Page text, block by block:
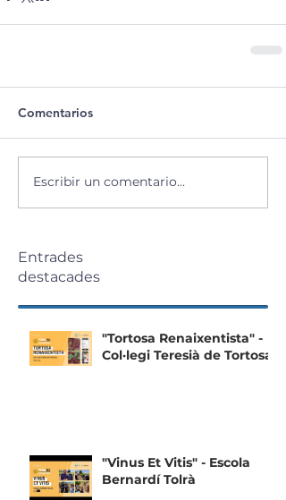
Comentarios
Escribir un comentario...
Entrades
destacades
"Tortosa Renaixentista" -
Col·legi Teresià de Tortosa
"Vinus Et Vitis" - Escola
Bernardí Tolrà